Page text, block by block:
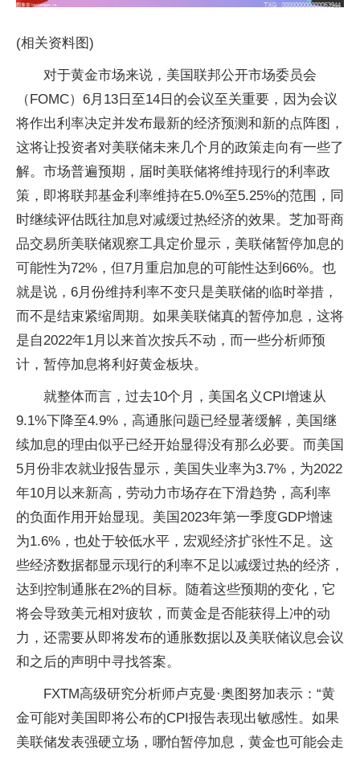
(相关资料图)
对于黄金市场来说，美国联邦公开市场委员会
（FOMC）6月13日至14日的会议至关重要，因为会议
将作出利率决定并发布最新的经济预测和新的点阵图，
这将让投资者对美联储未来几个月的政策走向有一些了
解。市场普遍预期，届时美联储将维持现行的利率政
策，即将联邦基金利率维持在5.0%至5.25%的范围，同
时继续评估既往加息对减缓过热经济的效果。芝加哥商
品交易所美联储观察工具定价显示，美联储暂停加息的
可能性为72%，但7月重启加息的可能性达到66%。也
就是说，6月份维持利率不变只是美联储的临时举措，
而不是结束紧缩周期。如果美联储真的暂停加息，这将
是自2022年1月以来首次按兵不动，而一些分析师预
计，暂停加息将利好黄金板块。
就整体而言，过去10个月，美国名义CPI增速从
9.1%下降至4.9%，高通胀问题已经显著缓解，美国继
续加息的理由似乎已经开始显得没有那么必要。而美国
5月份非农就业报告显示，美国失业率为3.7%，为2022
年10月以来新高，劳动力市场存在下滑趋势，高利率
的负面作用开始显现。美国2023年第一季度GDP增速
为1.6%，也处于较低水平，宏观经济扩张性不足。这
些经济数据都显示现行的利率不足以减缓过热的经济，
达到控制通胀在2%的目标。随着这些预期的变化，它
将会导致美元相对疲软，而黄金是否能获得上冲的动
力，还需要从即将发布的通胀数据以及美联储议息会议
和之后的声明中寻找答案。
FXTM高级研究分析师卢克曼·奥图努加表示：“黄
金可能对美国即将公布的CPI报告表现出敏感性。如果
美联储发表强硬立场，哪怕暂停加息，黄金也可能会走